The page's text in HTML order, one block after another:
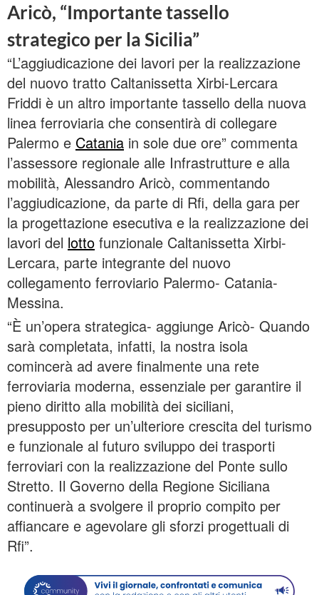
Aricò, “Importante tassello
strategico per la Sicilia”
“L’aggiudicazione dei lavori per la realizzazione
del nuovo tratto Caltanissetta Xirbi-Lercara
Friddi è un altro importante tassello della nuova
linea ferroviaria che consentirà di collegare
Palermo e Catania in sole due ore” commenta
l’assessore regionale alle Infrastrutture e alla
mobilità, Alessandro Aricò, commentando
l’aggiudicazione, da parte di Rfi, della gara per
la progettazione esecutiva e la realizzazione dei
lavori del lotto funzionale Caltanissetta Xirbi-
Lercara, parte integrante del nuovo
collegamento ferroviario Palermo- Catania-
Messina.
“È un’opera strategica- aggiunge Aricò- Quando
sarà completata, infatti, la nostra isola
comincerà ad avere finalmente una rete
ferroviaria moderna, essenziale per garantire il
pieno diritto alla mobilità dei siciliani,
presupposto per un’ulteriore crescita del turismo
e funzionale al futuro sviluppo dei trasporti
ferroviari con la realizzazione del Ponte sullo
Stretto. Il Governo della Regione Siciliana
continuerà a svolgere il proprio compito per
affiancare e agevolare gli sforzi progettuali di
Rfi”.